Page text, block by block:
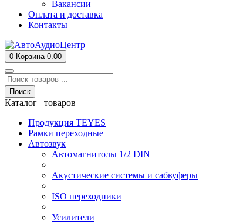
Вакансии
Оплата и доставка
Контакты
0 Корзина 0.00
Поиск
Каталог товаров
Продукция TEYES
Рамки переходные
Автозвук
Автомагнитолы 1/2 DIN
Акустические системы и сабвуферы
ISO переходники
Усилители